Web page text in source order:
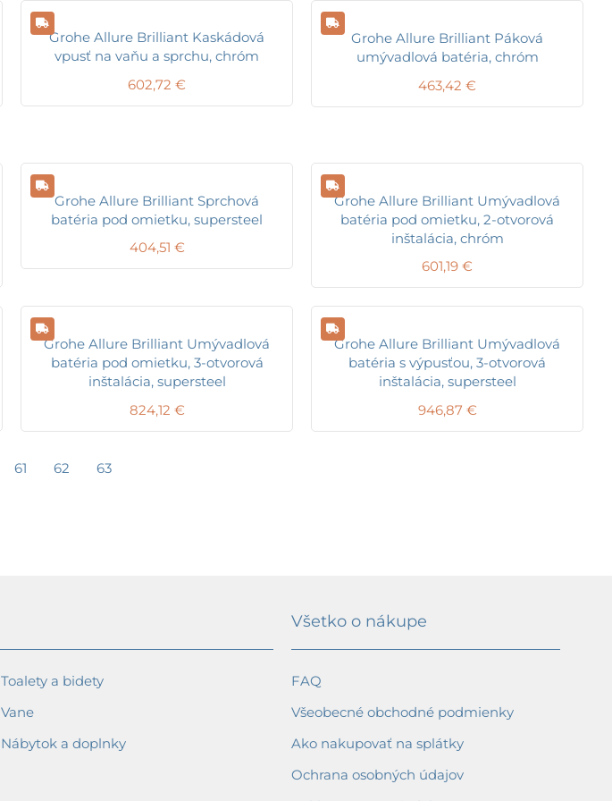
Grohe Allure Brilliant Kaskádová
vpusť na vaňu a sprchu, chróm
602,72 €
Grohe Allure Brilliant Páková
umývadlová batéria, chróm
463,42 €
Grohe Allure Brilliant Sprchová
batéria pod omietku, supersteel
404,51 €
Grohe Allure Brilliant Umývadlová
batéria pod omietku, 2-otvorová
inštalácia, chróm
601,19 €
Grohe Allure Brilliant Umývadlová
batéria pod omietku, 3-otvorová
inštalácia, supersteel
824,12 €
Grohe Allure Brilliant Umývadlová
batéria s výpusťou, 3-otvorová
inštalácia, supersteel
946,87 €
61 62 63
Toalety a bidety
Vane
Nábytok a doplnky
Všetko o nákupe
FAQ
Všeobecné obchodné podmienky
Ako nakupovať na splátky
Ochrana osobných údajov